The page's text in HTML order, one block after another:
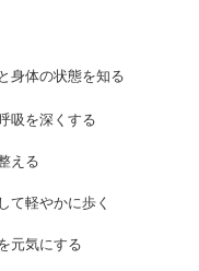
身体の状態を知る
吸を深くする
える
軽やかに歩く
元気にする